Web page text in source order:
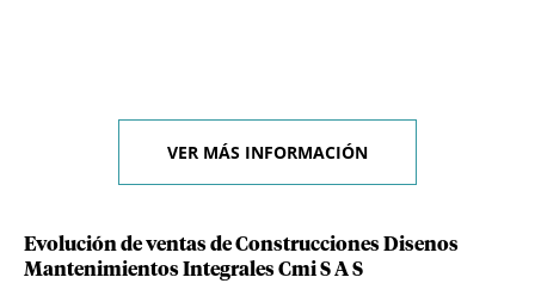
VER MÁS INFORMACIÓN
Evolución de ventas de Construcciones Disenos
Mantenimientos Integrales Cmi S A S